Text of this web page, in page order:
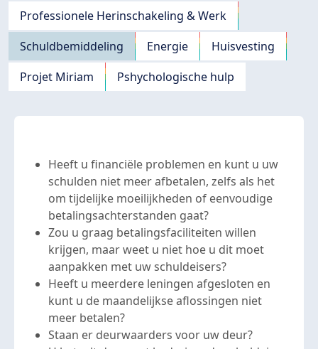
Professionele Herinschakeling & Werk
Schuldbemiddeling
Energie
Huisvesting
Projet Miriam
Pshychologische hulp
Heeft u financiële problemen en kunt u uw
schulden niet meer afbetalen, zelfs als het
om tijdelijke moeilijkheden of eenvoudige
betalingsachterstanden gaat?
Zou u graag betalingsfaciliteiten willen
krijgen, maar weet u niet hoe u dit moet
aanpakken met uw schuldeisers?
Heeft u meerdere leningen afgesloten en
kunt u de maandelijkse aflossingen niet
meer betalen?
Staan er deurwaarders voor uw deur?